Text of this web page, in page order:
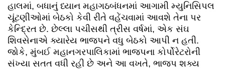
હાલમાં, બધાનું ધ્યાન મહાગઠબંધનમાં આગામી મ્યુનિસિપલ
ચૂંટણીઓમાં બેઠકો કેવી રીતે વહેંચવામાં આવશે તેના પર
કેન્દ્રિત છે. છેલ્લા પચીસથી ત્રીસ વર્ષમાં, એક સંઘ
શિવસેનાએ ક્યારેય ભાજપને વધુ બેઠકો આપી ન હતી.
જોકે, મુંબઈ મહાનગરપાલિકામાં ભાજપના કોર્પોરેટરોની
સંખ્યા સતત વધી રહી છે અને આ વખતે, ભાજપ શક્ય